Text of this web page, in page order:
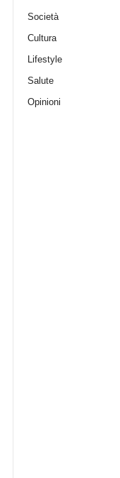
Società
Cultura
Lifestyle
Salute
Opinioni